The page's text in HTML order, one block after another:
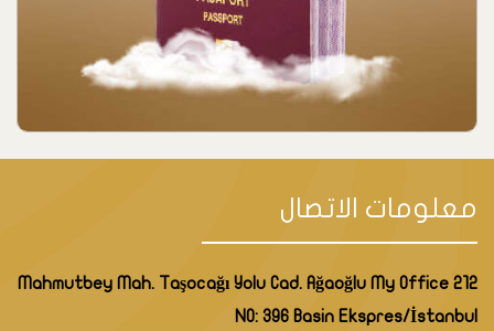
معلومات الاتصال
Mahmutbey Mah. Taşocağı Yolu Cad. Ağaoğlu My Office 212
NO: 396 Basin Ekspres/İstanbul